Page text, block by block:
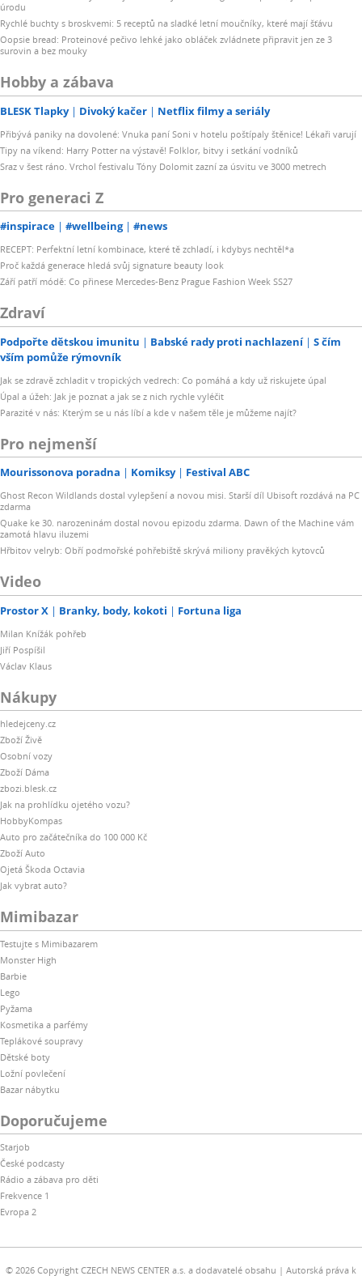
úrodu
Rychlé buchty s broskvemi: 5 receptů na sladké letní moučníky, které mají šťávu
Oopsie bread: Proteinové pečivo lehké jako obláček zvládnete připravit jen ze 3
surovin a bez mouky
Hobby a zábava
BLESK Tlapky Divoký kačer Netflix filmy a seriály
Přibývá paniky na dovolené: Vnuka paní Soni v hotelu poštípaly štěnice! Lékaři varují
Tipy na víkend: Harry Potter na výstavě! Folklor, bitvy i setkání vodníků
Sraz v šest ráno. Vrchol festivalu Tóny Dolomit zazní za úsvitu ve 3000 metrech
Pro generaci Z
#inspirace #wellbeing #news
RECEPT: Perfektní letní kombinace, které tě zchladí, i kdybys nechtěl*a
Proč každá generace hledá svůj signature beauty look
Září patří módě: Co přinese Mercedes-Benz Prague Fashion Week SS27
Zdraví
Podpořte dětskou imunitu Babské rady proti nachlazení
S čím
vším pomůže rýmovník
Jak se zdravě zchladit v tropických vedrech: Co pomáhá a kdy už riskujete úpal
Úpal a úžeh: Jak je poznat a jak se z nich rychle vyléčit
Parazité v nás: Kterým se u nás líbí a kde v našem těle je můžeme najít?
Pro nejmenší
Mourissonova poradna Komiksy Festival ABC
Ghost Recon Wildlands dostal vylepšení a novou misi. Starší díl Ubisoft rozdává na PC
zdarma
Quake ke 30. narozeninám dostal novou epizodu zdarma. Dawn of the Machine vám
zamotá hlavu iluzemi
Hřbitov velryb: Obří podmořské pohřebiště skrývá miliony pravěkých kytovců
Video
Prostor X Branky, body, kokoti Fortuna liga
Milan Knížák pohřeb
Jiří Pospíšil
Václav Klaus
Nákupy
hledejceny.cz
Zboží Živě
Osobní vozy
Zboží Dáma
zbozi.blesk.cz
Jak na prohlídku ojetého vozu?
HobbyKompas
Auto pro začátečníka do 100 000 Kč
Zboží Auto
Ojetá Škoda Octavia
Jak vybrat auto?
Mimibazar
Testujte s Mimibazarem
Monster High
Barbie
Lego
Pyžama
Kosmetika a parfémy
Teplákové soupravy
Dětské boty
Ložní povlečení
Bazar nábytku
Doporučujeme
Starjob
České podcasty
Rádio a zábava pro děti
Frekvence 1
Evropa 2
© 2026 Copyright CZECH NEWS CENTER a.s. a dodavatelé obsahu Autorská práva k